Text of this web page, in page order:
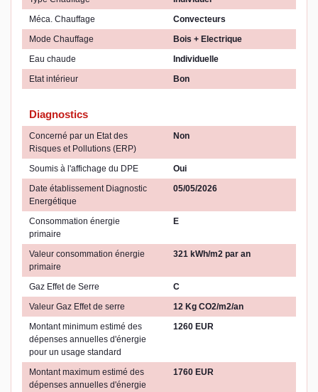
Méca. Chauffage
Convecteurs
Mode Chauffage
Bois + Electrique
Eau chaude
Individuelle
Etat intérieur
Bon
Diagnostics
Concerné par un Etat des
Risques et Pollutions (ERP)
Non
Soumis à l'affichage du DPE
Oui
Date établissement Diagnostic
Energétique
05/05/2026
Consommation énergie
primaire
E
Valeur consommation énergie
primaire
321 kWh/m2 par an
Gaz Effet de Serre
C
Valeur Gaz Effet de serre
12 Kg CO2/m2/an
Montant minimum estimé des
dépenses annuelles d'énergie
pour un usage standard
1260 EUR
Montant maximum estimé des
dépenses annuelles d'énergie
1760 EUR